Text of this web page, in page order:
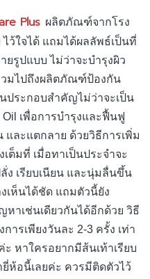
Plus ผลิตภัณฑ์จากโรง
ว้ใจได้ แถมได้ผลลัพธ์เป็นที่
รูปแบบ ไม่ว่าจะบำรุงผิว
มไปถึงผลิตภัณฑ์ป้องกัน
ประกอบสำคัญไม่ว่าจะเป็น
เพื่อการบำรุงและฟื้นฟู
ละแตกลาย ด้วยวิธีการเพิ่ม
ต็มที่ เมื่อทาเป็นประจำจะ
ง เรียบเนียน และนุ่มลื่นขึ้น
เห็นได้ชัด แถมตัวนี้ยัง
าเช่นเดียวกันได้อีกด้วย วิธี
ารเพียงวันละ 2-3 ครั้ง เท่า
หาใครอยากมีส้นเท้าเรียบ
ห้อนี้เลยค่ะ ควรมีติดตัวไว้